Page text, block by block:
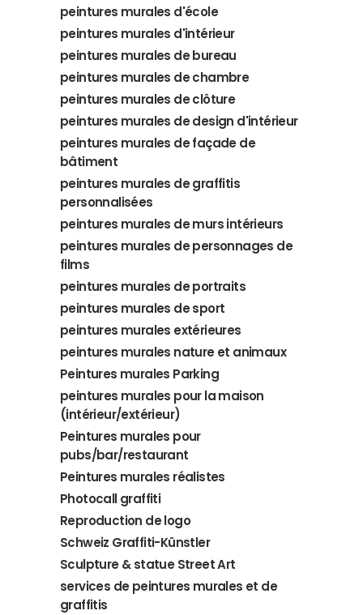
peintures murales d'école
peintures murales d'intérieur
peintures murales de bureau
peintures murales de chambre
peintures murales de clôture
peintures murales de design d'intérieur
peintures murales de façade de
bâtiment
peintures murales de graffitis
personnalisées
peintures murales de murs intérieurs
peintures murales de personnages de
films
peintures murales de portraits
peintures murales de sport
peintures murales extérieures
peintures murales nature et animaux
Peintures murales Parking
peintures murales pour la maison
(intérieur/extérieur)
Peintures murales pour
pubs/bar/restaurant
Peintures murales réalistes
Photocall graffiti
Reproduction de logo
Schweiz Graffiti-Künstler
Sculpture & statue Street Art
services de peintures murales et de
graffitis